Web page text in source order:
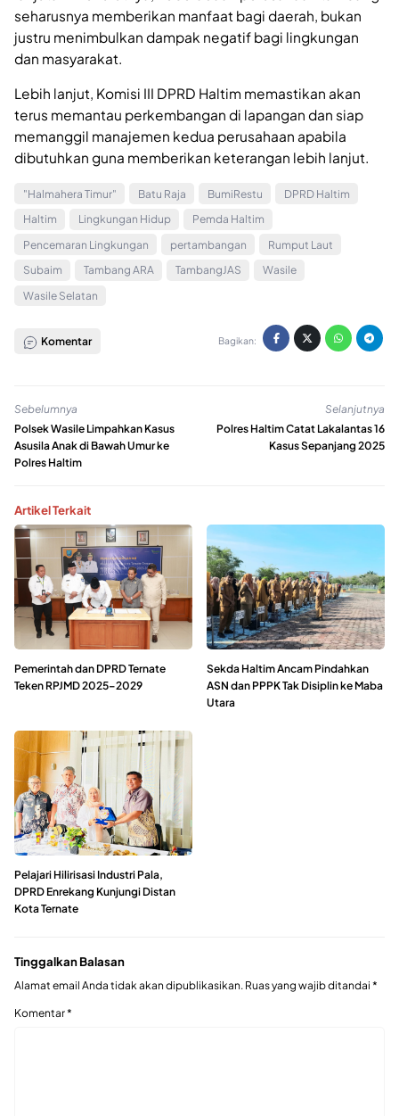
seharusnya memberikan manfaat bagi daerah, bukan
justru menimbulkan dampak negatif bagi lingkungan
dan masyarakat.
Lebih lanjut, Komisi III DPRD Haltim memastikan akan
terus memantau perkembangan di lapangan dan siap
memanggil manajemen kedua perusahaan apabila
dibutuhkan guna memberikan keterangan lebih lanjut.
"Halmahera Timur" Batu Raja BumiRestu
DPRD Haltim
Haltim
Lingkungan Hidup
Pemda Haltim
Pencemaran Lingkungan
pertambangan
Rumput Laut
Subaim
Tambang ARA TambangJAS
Wasile
Wasile Selatan
Komentar Bagikan:
Sebelumnya
Polsek Wasile Limpahkan Kasus
Asusila Anak di Bawah Umur ke
Polres Haltim
Selanjutnya
Polres Haltim Catat Lakalantas 16
Kasus Sepanjang 2025
Artikel Terkait
Pemerintah dan DPRD Ternate
Teken RPJMD 2025–2029
Sekda Haltim Ancam Pindahkan
ASN dan PPPK Tak Disiplin ke Maba
Utara
Pelajari Hilirisasi Industri Pala,
DPRD Enrekang Kunjungi Distan
Kota Ternate
Tinggalkan Balasan
Alamat email Anda tidak akan dipublikasikan. Ruas yang wajib ditandai *
Komentar*